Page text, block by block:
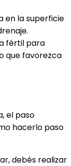
en la superficie
fértil para
que favorezca
el paso
hacerlo paso
debés realizar